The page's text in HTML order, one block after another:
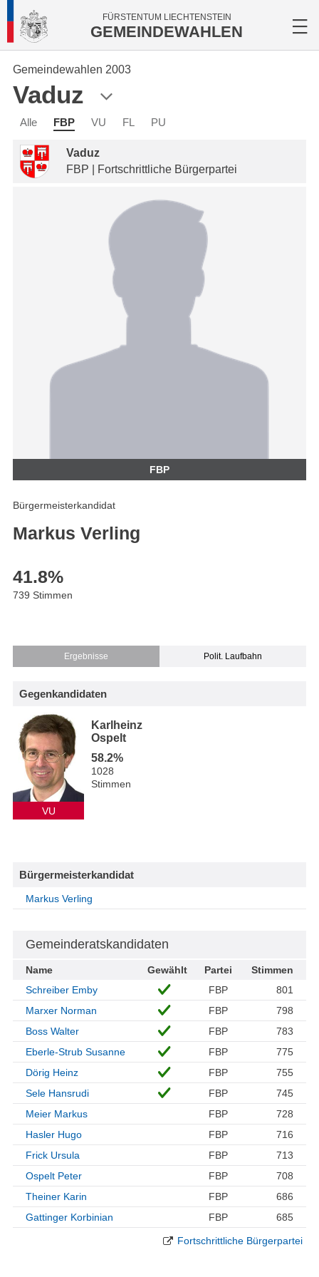
FÜRSTENTUM LIECHTENSTEIN
GEMEINDEWAHLEN
Gemeindewahlen 2003
Vaduz
Alle FBP VU FL PU
Vaduz
FBP | Fortschrittliche Bürgerpartei
FBP
Bürgermeisterkandidat
Markus Verling
41.8%
739 Stimmen
Ergebnisse Polit. Laufbahn
Gegenkandidaten
VU
Karlheinz
Ospelt
58.2%
1028
Stimmen
Bürgermeisterkandidat
Markus Verling
Gemeinderatskandidaten
Name Gewählt Partei
Stimmen
Schreiber Emby
FBP
801
Marxer Norman
FBP
798
Boss Walter
FBP
783
Eberle-Strub Susanne
FBP
775
Dörig Heinz
FBP
755
Sele Hansrudi
FBP
745
Meier Markus
FBP
728
Hasler Hugo
FBP
716
Frick Ursula
FBP
713
Ospelt Peter
FBP
708
Theiner Karin
FBP
686
Gattinger Korbinian
FBP 685
Fortschrittliche Bürgerpartei